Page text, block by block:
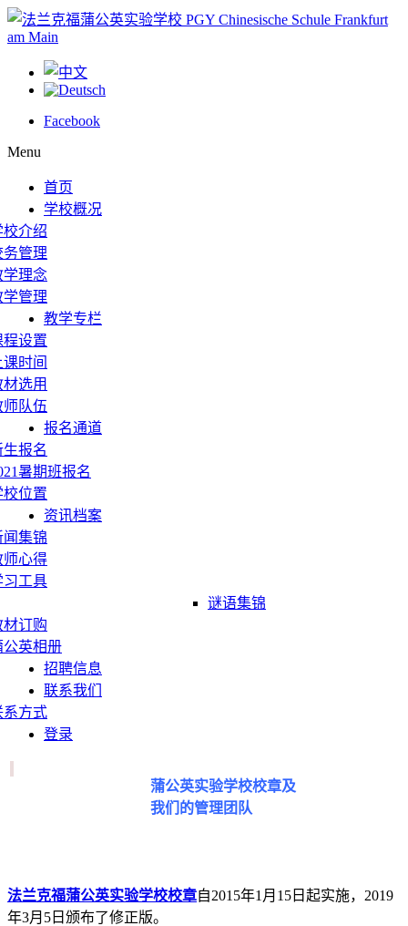
Facebook
Menu
首页
学校概况
校介绍
务管理
学理念
学管理
教学专栏
程设置
课时间
材选用
师队伍
报名通道
生报名
暑期班报名
校位置
资讯档案
闻集锦
师心得
习工具
谜语集锦
材订购
公英相册
招聘信息
联系我们
系方式
登录
蒲公英实验学校校章及
我们的管理团队
法兰克福蒲公英实验学校校章自2015年1月15日起实施，2019
年3月5日颁布了修正版。